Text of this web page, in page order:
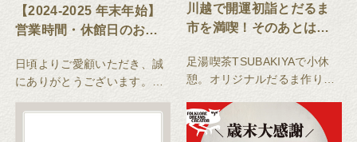
【2024-2025 年末年始】
営業時間・休館日のお知
日頃よりご愛顧いただき、誠
にありがとうございます。年
日は下記のとおりとさせてい
川越で開運初詣とだるま
市を満喫！そのあとは椿
る体験を
足湯喫茶TSUBAKIYAで小休
憩。オリジナルだるま作り体